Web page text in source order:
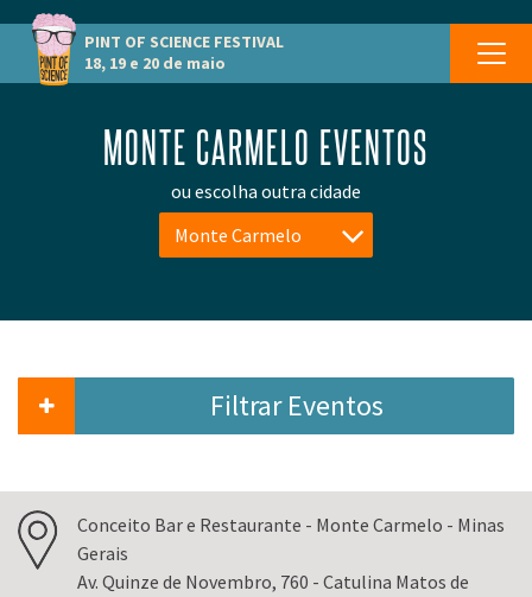
PINT OF SCIENCE FESTIVAL
18, 19 e 20 de maio
MONTE CARMELO EVENTOS
ou escolha outra cidade
Monte Carmelo
Filtrar Eventos
Conceito Bar e Restaurante - Monte Carmelo - Minas
Gerais
Av. Quinze de Novembro, 760 - Catulina Matos de